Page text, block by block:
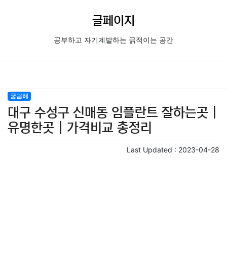
글페이지
공부하고 자기계발하는 긁적이는 공간
궁금해
대구 수성구 신매동 임플란트 잘하는곳 |
유명한곳 | 가격비교 총정리
Last Updated : 2023-04-28